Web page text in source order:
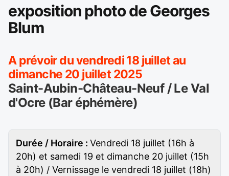
exposition photo de Georges
Blum
A prévoir du vendredi 18 juillet au
dimanche 20 juillet 2025
Saint-Aubin-Château-Neuf / Le Val
d'Ocre (Bar éphémère)
Durée / Horaire : Vendredi 18 juillet (16h à
20h) et samedi 19 et dimanche 20 juillet (15h
à 20h) / Vernissage le vendredi 18 juillet (18h)